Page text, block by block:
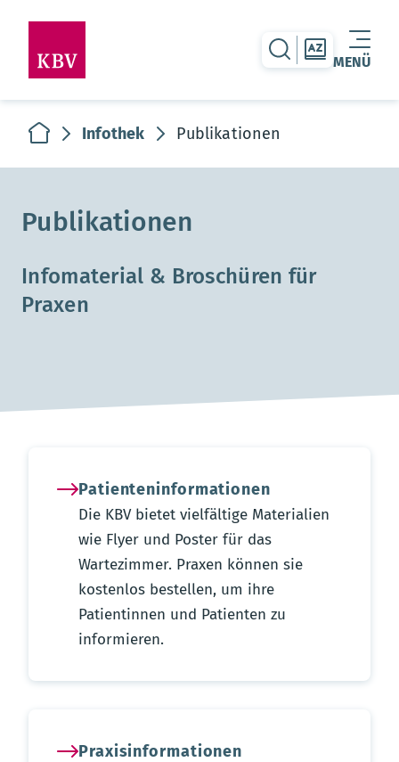
MENÜ
Warenkorb leer
zur Suche-Seite
zur
zur Startseite
Infothek Publikationen
Publikationen
Infomaterial & Broschüren für
Praxen
Patienteninformationen
Die KBV bietet vielfältige Materialien
wie Flyer und Poster für das
Wartezimmer. Praxen können sie
kostenlos bestellen, um ihre
Patientinnen und Patienten zu
informieren.
Praxisinformationen